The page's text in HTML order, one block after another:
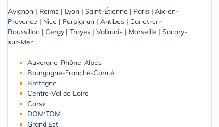
Avignon | Reims | Lyon | Saint-Étienne | Paris | Aix-en-
Provence | Nice | Perpignan | Antibes | Canet-en-
Roussillon | Cergy | Troyes | Vallauris | Marseille | Sanary-
sur-Mer
Auvergne-Rhône-Alpes
Bourgogne-Franche-Comté
Bretagne
Centre-Val de Loire
Corse
DOM/TOM
Grand Est